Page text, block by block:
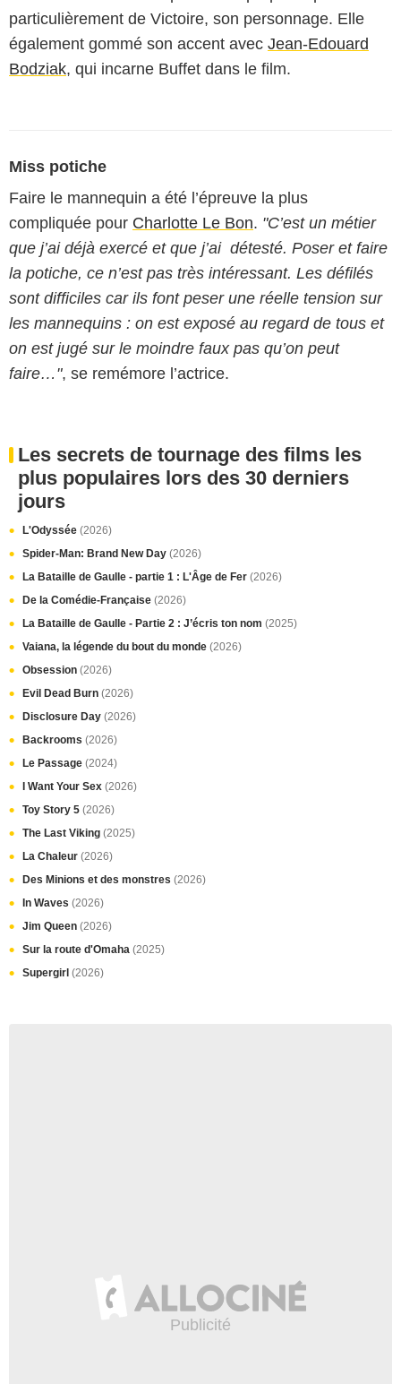
particulièrement de Victoire, son personnage. Elle
également gommé son accent avec Jean-Edouard
Bodziak, qui incarne Buffet dans le film.
Miss potiche
Faire le mannequin a été l’épreuve la plus
compliquée pour Charlotte Le Bon. "C’est un métier
que j’ai déjà exercé et que j’ai détesté. Poser et faire
la potiche, ce n’est pas très intéressant. Les défilés
sont difficiles car ils font peser une réelle tension sur
les mannequins : on est exposé au regard de tous et
on est jugé sur le moindre faux pas qu’on peut
faire…", se remémore l’actrice.
Les secrets de tournage des films les
plus populaires lors des 30 derniers
jours
L'Odyssée (2026)
Spider-Man: Brand New Day (2026)
La Bataille de Gaulle - partie 1 : L'Âge de Fer (2026)
De la Comédie-Française (2026)
La Bataille de Gaulle - Partie 2 : J’écris ton nom (2025)
Vaiana, la légende du bout du monde (2026)
Obsession (2026)
Evil Dead Burn (2026)
Disclosure Day (2026)
Backrooms (2026)
Le Passage (2024)
I Want Your Sex (2026)
Toy Story 5 (2026)
The Last Viking (2025)
La Chaleur (2026)
Des Minions et des monstres (2026)
In Waves (2026)
Jim Queen (2026)
Sur la route d'Omaha (2025)
Supergirl (2026)